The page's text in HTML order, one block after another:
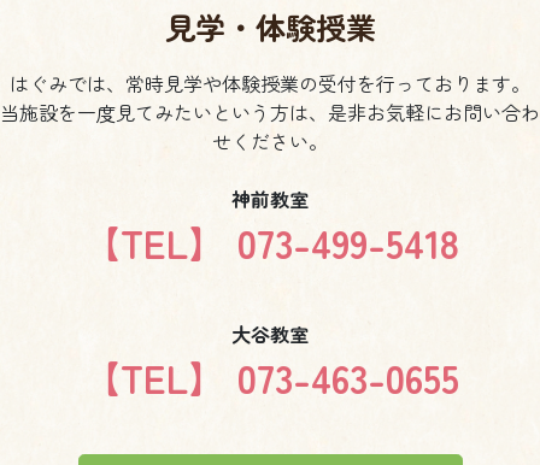
見学・体験授業
はぐみでは、常時見学や体験授業の受付を行っております。
当施設を一度見てみたいという方は、是非お気軽にお問い合わ
せください。
神前教室
【TEL】 073-499-5418
大谷教室
【TEL】 073-463-0655